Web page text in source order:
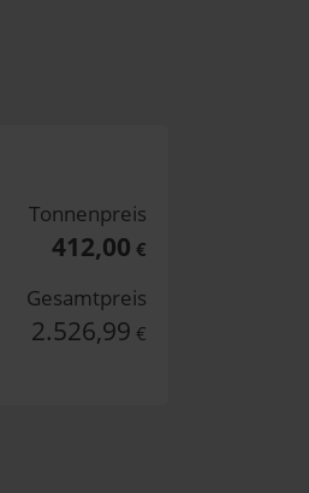
Tonnenpreis
412,00 €
Gesamtpreis
2.526,99 €